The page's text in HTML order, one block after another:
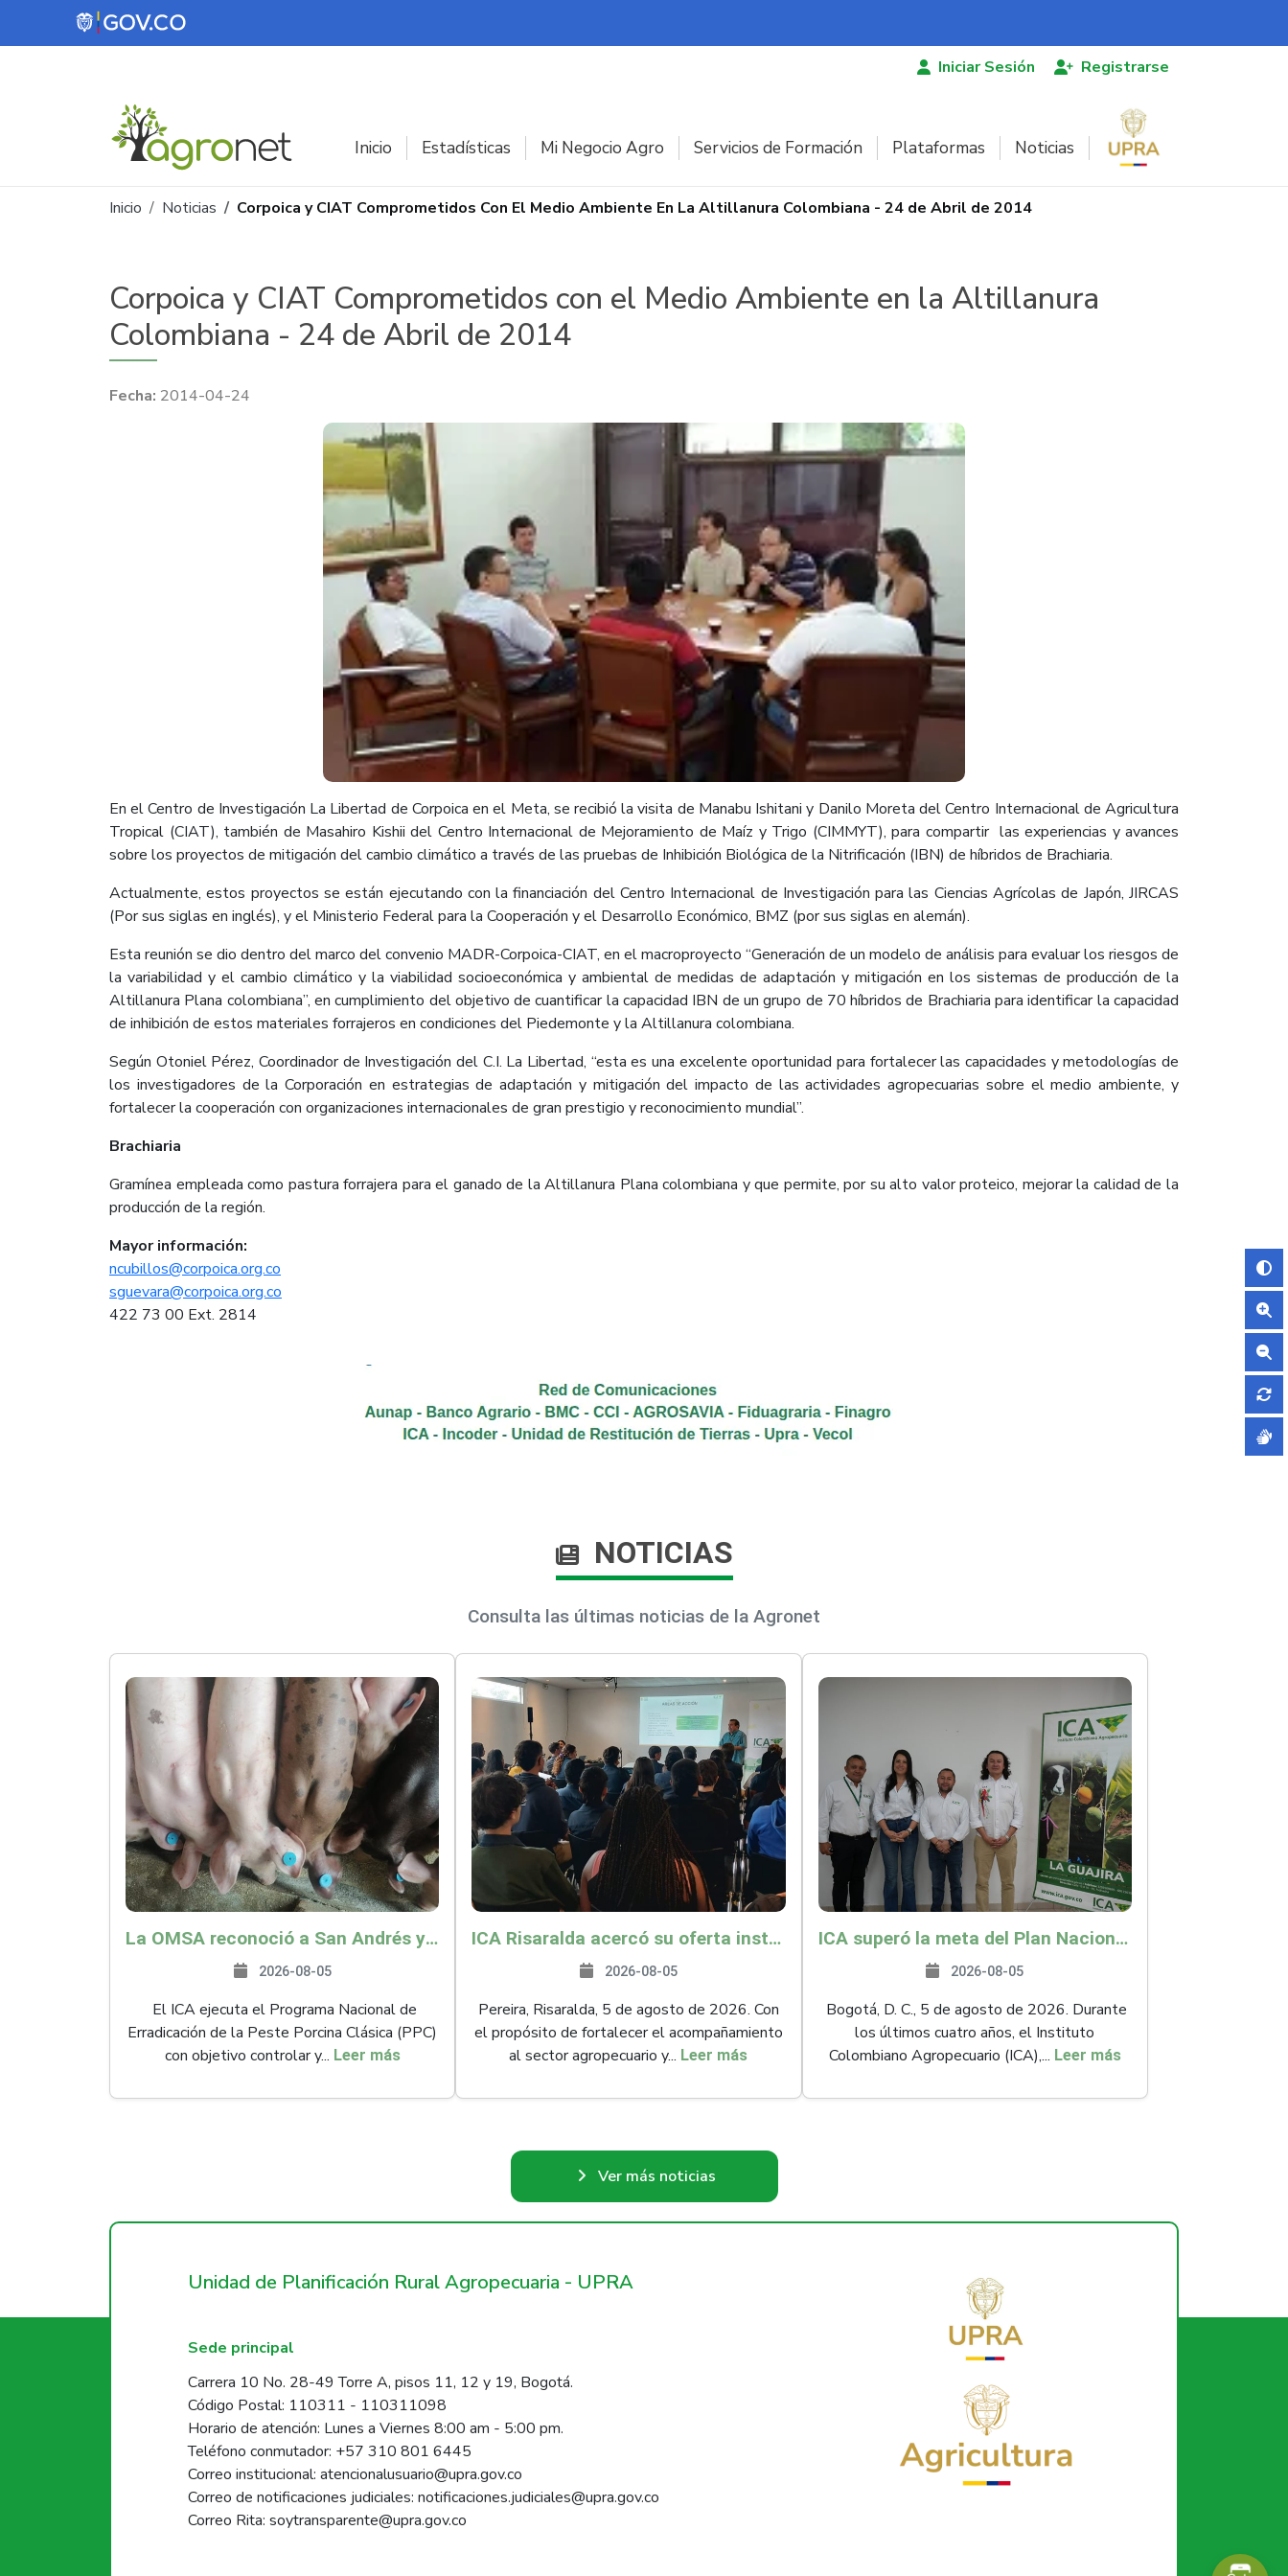
Pasar al contenido principal
Iniciar Sesión Registrarse
Inicio Estadísticas Mi Negocio Agro Servicios de Formación Plataformas Noticias
Ruta de navegación
Inicio Noticias Corpoica y CIAT Comprometidos Con El Medio Ambiente En La Altillanura Colombiana - 24 de Abril de 2014
Corpoica y CIAT Comprometidos con el Medio Ambiente en la Altillanura
Colombiana - 24 de Abril de 2014
2014-04-24
​En el Centro de Investigación La Libertad de Corpoica en el Meta, se recibió la visita de Manabu Ishitani y Danilo Moreta del Centro Internacional de Agricultura
Tropical (CIAT), también de Masahiro Kishii del Centro Internacional de Mejoramiento de Maíz y Trigo (CIMMYT), para compartir las experiencias y avances
sobre los proyectos de mitigación del cambio climático a través de las pruebas de Inhibición Biológica de la Nitrificación (IBN) de híbridos de Brachiaria.
Actualmente, estos proyectos se están ejecutando con la financiación del Centro Internacional de Investigación para las Ciencias Agrícolas de Japón, JIRCAS
(Por sus siglas en inglés), y el Ministerio Federal para la Cooperación y el Desarrollo Económico, BMZ (por sus siglas en alemán).
Esta reunión se dio dentro del marco del convenio MADR-Corpoica-CIAT, en el macroproyecto “Generación de un modelo de análisis para evaluar los riesgos de
la variabilidad y el cambio climático y la viabilidad socioeconómica y ambiental de medidas de adaptación y mitigación en los sistemas de producción de la
Altillanura Plana colombiana”, en cumplimiento del objetivo de cuantificar la capacidad IBN de un grupo de 70 híbridos de Brachiaria para identificar la capacidad
de inhibición de estos materiales forrajeros en condiciones del Piedemonte y la Altillanura colombiana.
Según Otoniel Pérez, Coordinador de Investigación del C.I. La Libertad, “esta es una excelente oportunidad para fortalecer las capacidades y metodologías de
los investigadores de la Corporación en estrategias de adaptación y mitigación del impacto de las actividades agropecuarias sobre el medio ambiente, y
fortalecer la cooperación con organizaciones internacionales de gran prestigio y reconocimiento mundial”.
Brachiaria
Gramínea empleada como pastura forrajera para el ganado de la Altillanura Plana colombiana y que permite, por su alto valor proteico, mejorar la calidad de la
producción de la región.
Mayor información:
ncubillos@corpoica.org.co
sguevara@corpoica.org.co
422 73 00 Ext. 2814
NOTICIAS
Consulta las últimas noticias de la Agronet
La OMSA reconoció a San Andrés y Providencia como zona libre de Peste Porcina Clásica (PPC)
2026-08-05
El ICA ejecuta el Programa Nacional de
Erradicación de la Peste Porcina Clásica (PPC)
con objetivo controlar y... Leer más
ICA Risaralda acercó su oferta institucional a productores y emprendedores en Expocamello
2026-08-05
Pereira, Risaralda, 5 de agosto de 2026. Con
el propósito de fortalecer el acompañamiento
al sector agropecuario y... Leer más
ICA superó la meta del Plan Nacional de Desarrollo y abrió 61 mercados internacionales
2026-08-05
Bogotá, D. C., 5 de agosto de 2026. Durante
los últimos cuatro años, el Instituto
Colombiano Agropecuario (ICA),... Leer más
Ver más noticias
Unidad de Planificación Rural Agropecuaria - UPRA
Sede principal
Carrera 10 No. 28-49 Torre A, pisos 11, 12 y 19, Bogotá.
Código Postal: 110311 - 110311098
Horario de atención: Lunes a Viernes 8:00 am - 5:00 pm.
Teléfono conmutador: +57 310 801 6445
Correo institucional: atencionalusuario@upra.gov.co
Correo de notificaciones judiciales: notificaciones.judiciales@upra.gov.co
Correo Rita: soytransparente@upra.gov.co